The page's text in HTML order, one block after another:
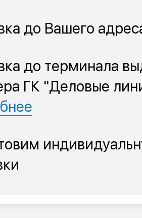
до Вашего
до терминала
ГК "Деловые